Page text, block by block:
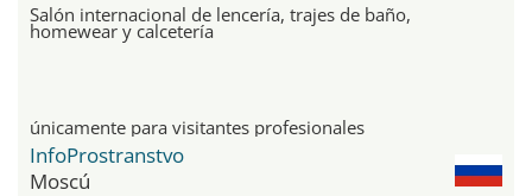
Salón internacional de lencería, trajes de baño,
homewear y calcetería
únicamente para visitantes profesionales
InfoProstranstvo
Moscú